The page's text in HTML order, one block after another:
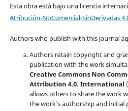
Esta obra está bajo una licencia
Atribución-NoComercial-SinDerivadas
Authors who publish with this journal
Authors retain copyright and
publication with the work
Creative Commons Non
Attribution 4.0. International
allows others to share the work
the work's authorship and initial